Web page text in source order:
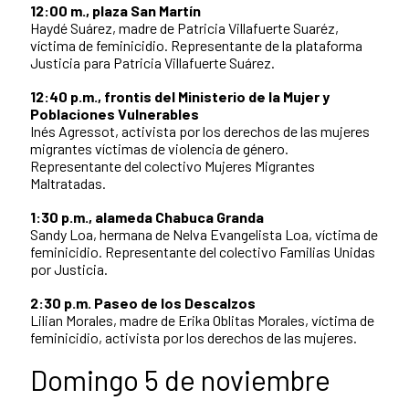
12:00 m., plaza San Martín
Haydé Suárez, madre de Patricia Villafuerte Suaréz,
víctima de feminicidio. Representante de la plataforma
Justicia para Patricia Villafuerte Suárez.
12:40 p.m., frontis del Ministerio de la Mujer y
Poblaciones Vulnerables
Inés Agressot, activista por los derechos de las mujeres
migrantes víctimas de violencia de género.
Representante del colectivo Mujeres Migrantes
Maltratadas.
1:30 p.m., alameda Chabuca Granda
Sandy Loa, hermana de Nelva Evangelista Loa, víctima de
feminicidio. Representante del colectivo Familias Unidas
por Justicia.
2:30 p.m. Paseo de los Descalzos
Lilian Morales, madre de Erika Oblitas Morales, víctima de
feminicidio, activista por los derechos de las mujeres.
Domingo 5 de noviembre